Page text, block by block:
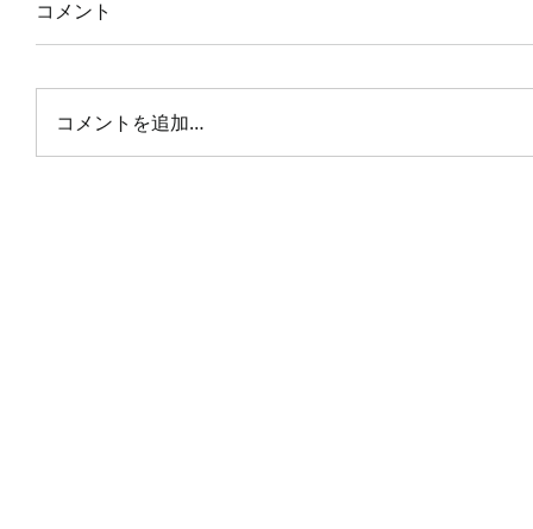
コメント
コメントを追加…